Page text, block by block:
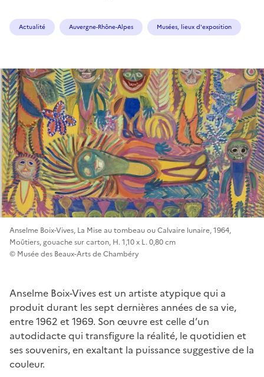
Actualité Auvergne-Rhône-Alpes Musées, lieux d'exposition
Anselme Boix-Vives, La Mise au tombeau ou Calvaire lunaire, 1964,
Moûtiers, gouache sur carton, H. 1,10 x L. 0,80 cm
© Musée des Beaux-Arts de Chambéry
Anselme Boix-Vives est un artiste atypique qui a
produit durant les sept dernières années de sa vie,
entre 1962 et 1969. Son œuvre est celle d’un
autodidacte qui transfigure la réalité, le quotidien et
ses souvenirs, en exaltant la puissance suggestive de la
couleur.